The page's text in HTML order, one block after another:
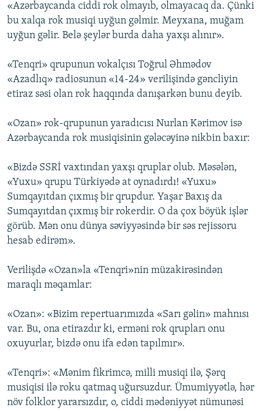
BIZIMLƏ ƏLAQƏ
XƏBƏR BÜLLETENLƏRIMIZ
«Azərbaycanda ciddi rok olmayıb, olmayacaq da. Çünki
bu xalqa rok musiqi uyğun gəlmir. Meyxana, muğam
uyğun gəlir. Belə şeylər burda daha yaxşı alınır».
«Tenqri» qrupunun vokalçısı Toğrul Əhmədov
«Azadlıq» radiosunun «14-24» verilişində gəncliyin
etiraz səsi olan rok haqqında danışarkən bunu deyib.
«Ozan» rok-qrupunun yaradıcısı Nurlan Kərimov isə
Azərbaycanda rok musiqisinin gələcəyinə nikbin baxır:
«Bizdə SSRİ vaxtından yaxşı qruplar olub. Məsələn,
«Yuxu» qrupu Türkiyədə at oynadırdı! «Yuxu»
Sumqayıtdan çıxmış bir qrupdur. Yaşar Baxış da
Sumqayıtdan çıxmış bir rokerdir. O da çox böyük işlər
görüb. Mən onu dünya səviyyəsində bir səs rejissoru
hesab edirəm».
Verilişdə «Ozan»la «Tenqri»nin müzakirəsindən
maraqlı məqamlar:
«Ozan»: «Bizim repertuarımızda «Sarı gəlin» mahnısı
var. Bu, ona etirazdır ki, erməni rok qrupları onu
oxuyurlar, bizdə onu ifa edən tapılmır».
«Tenqri»: «Mənim fikrimcə, milli musiqi ilə, Şərq
musiqisi ilə roku qatmaq uğursuzdur. Ümumiyyətlə, hər
növ folklor yararsızdır, o, ciddi mədəniyyət nümunəsi